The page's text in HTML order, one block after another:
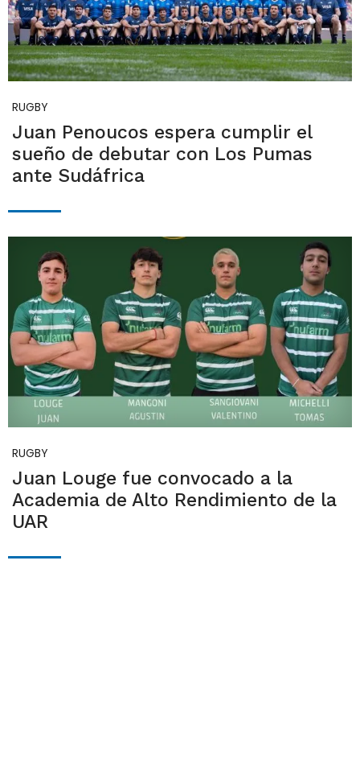
RUGBY
Juan Penoucos espera cumplir el
sueño de debutar con Los Pumas
ante Sudáfrica
RUGBY
Juan Louge fue convocado a la
Academia de Alto Rendimiento de la
UAR